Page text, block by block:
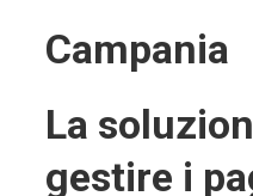
Campania
La
gestire i